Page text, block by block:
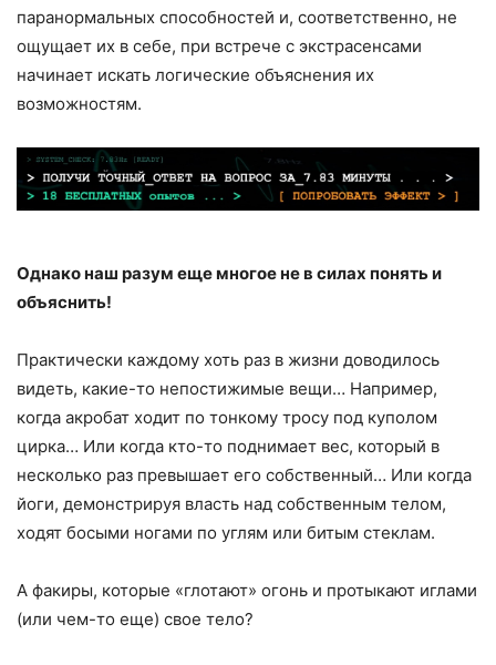
паранормальных способностей и, соответственно, не
ощущает их в себе, при встрече с экстрасенсами
начинает искать логические объяснения их
возможностям.
Однако наш разум еще многое не в силах понять и
объяснить!
Практически каждому хоть раз в жизни доводилось
видеть, какие-то непостижимые вещи… Например,
когда акробат ходит по тонкому тросу под куполом
цирка… Или когда кто-то поднимает вес, который в
несколько раз превышает его собственный… Или когда
йоги, демонстрируя власть над собственным телом,
ходят босыми ногами по углям или битым стеклам.
А факиры, которые «глотают» огонь и протыкают иглами
(или чем-то еще) свое тело?